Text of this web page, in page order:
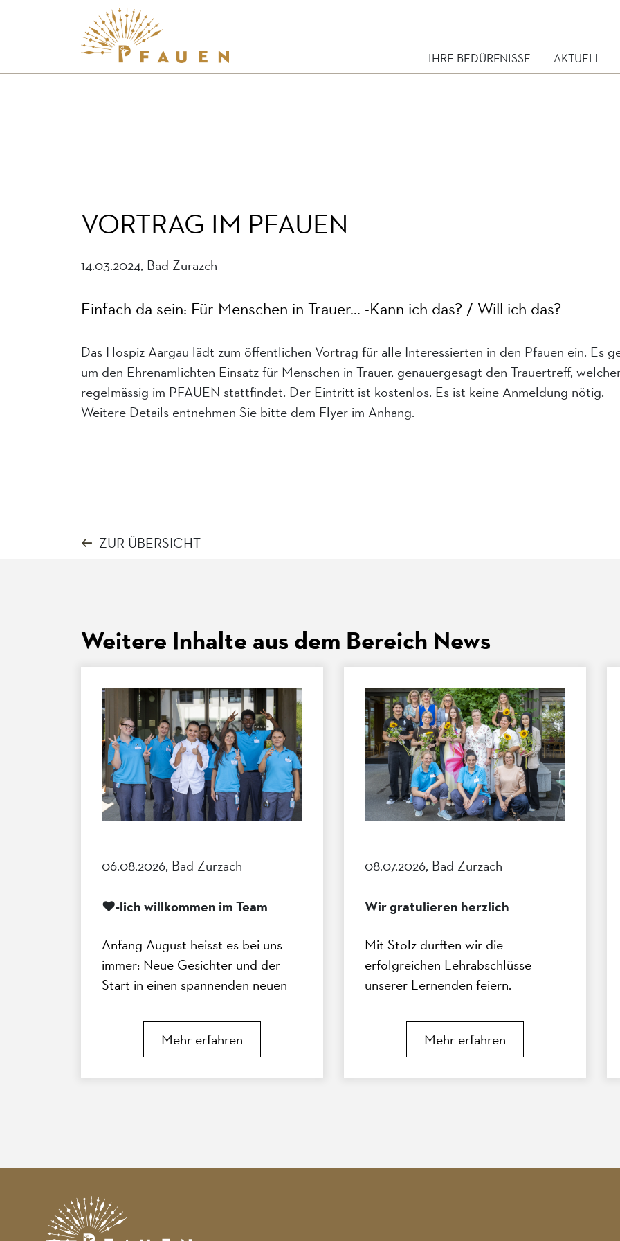
IHRE BEDÜRFNISSE AKTUELL
VORTRAG IM PFAUEN
14.03.2024, Bad Zurazch
Einfach da sein: Für Menschen in Trauer… -Kann ich das? / Will ich das?
Das Hospiz Aargau lädt zum öffentlichen Vortrag für alle Interessierten in den Pfauen ein. Es
um den Ehrenamlichten Einsatz für Menschen in Trauer, genauergesagt den Trauertreff,
regelmässig im PFAUEN stattfindet. Der Eintritt ist kostenlos. Es ist keine Anmeldung nötig.
Weitere Details entnehmen Sie bitte dem Flyer im Anhang.
ZUR ÜBERSICHT
Weitere Inhalte aus dem Bereich News
06.08.2026, Bad Zurzach
❤️-lich willkommen im Team
Anfang August heisst es bei uns
immer: Neue Gesichter und der
Start in einen spannenden neuen
Mehr erfahren
08.07.2026, Bad Zurzach
Wir gratulieren herzlich
Mit Stolz durften wir die
erfolgreichen Lehrabschlüsse
unserer Lernenden feiern.
die eine Weiterbildung
abgeschlossen haben, wurden ihre
Mehr erfahren